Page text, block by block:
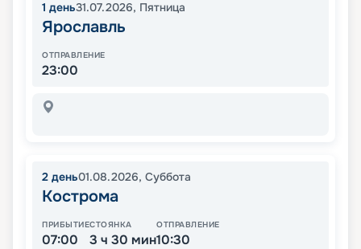
1 день31.07.2026, Пятница
Ярославль
ОТПРАВЛЕНИЕ
23:00
2 день01.08.2026, Суббота
Кострома
ПРИБЫТИЕ
07:00
СТОЯНКА
3 ч 30 мин
ОТПРАВЛЕНИЕ
10:30